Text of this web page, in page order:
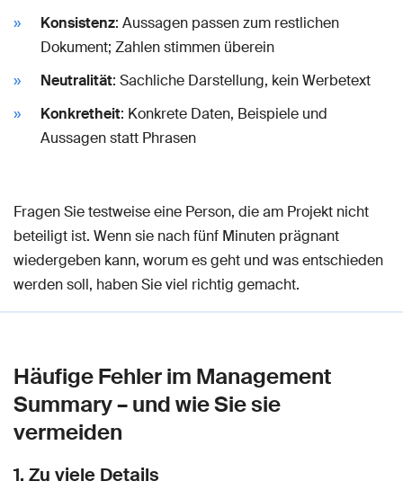
Konsistenz: Aussagen passen zum restlichen
Dokument; Zahlen stimmen überein
Neutralität: Sachliche Darstellung, kein Werbetext
Konkretheit: Konkrete Daten, Beispiele und
Aussagen statt Phrasen
Fragen Sie testweise eine Person, die am Projekt nicht
beteiligt ist. Wenn sie nach fünf Minuten prägnant
wiedergeben kann, worum es geht und was entschieden
werden soll, haben Sie viel richtig gemacht.
Häufige Fehler im Management
Summary – und wie Sie sie
vermeiden
1. Zu viele Details